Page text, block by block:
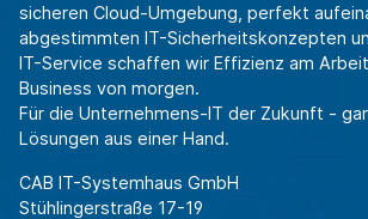
sicheren Cloud-Umgebung, perfekt
abgestimmten IT-Sicherheitskonzepten
IT-Service schaffen wir Effizienz am
Business von morgen.
Für die Unternehmens-IT der Zukunft -
Lösungen aus einer Hand.
CAB IT-Systemhaus GmbH
Stühlingerstraße 17-19